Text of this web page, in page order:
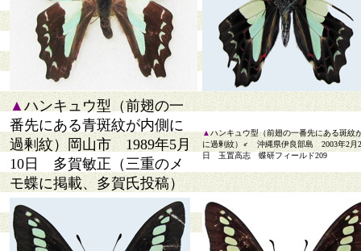
▲ハンキュウ型（前翅の一
番先にある青斑紋が内側に
過剰紋）岡山市 1989年5月
10日 多賀敏正（三重のメ
モ蝶に掲載、多賀氏投稿）
▲ハンキュウ型（前翅の一番先にある斑紋
に過剰紋）♂ 沖縄県伊良部島 2003年2月
日 玉置高志 蝶研フィールド209